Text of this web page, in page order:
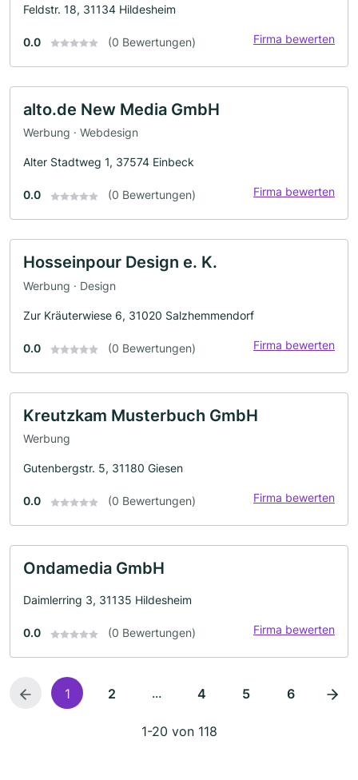
Feldstr. 18, 31134 Hildesheim
0.0 (0 Bewertungen) Firma bewerten
alto.de New Media GmbH
Werbung · Webdesign
Alter Stadtweg 1, 37574 Einbeck
0.0 (0 Bewertungen) Firma bewerten
Hosseinpour Design e. K.
Werbung · Design
Zur Kräuterwiese 6, 31020 Salzhemmendorf
0.0 (0 Bewertungen) Firma bewerten
Kreutzkam Musterbuch GmbH
Werbung
Gutenbergstr. 5, 31180 Giesen
0.0 (0 Bewertungen) Firma bewerten
Ondamedia GmbH
Daimlerring 3, 31135 Hildesheim
0.0 (0 Bewertungen) Firma bewerten
1 2 ... 4 5 6
1-20 von 118